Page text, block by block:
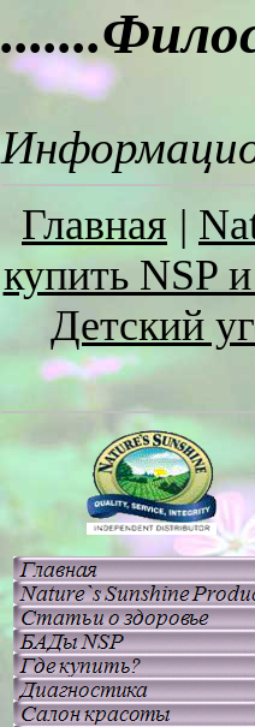
Главная |
купить NSP
Детский